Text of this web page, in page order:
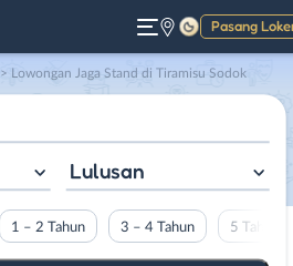
Pasang
Gelap
> Lowongan Jaga Stand di Tiramisu Sodok
Lulusan
1 – 2 Tahun 3 – 4 Tahun 5 Tahun